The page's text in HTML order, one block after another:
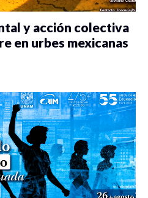
y acción colectiva
en urbes mexicanas